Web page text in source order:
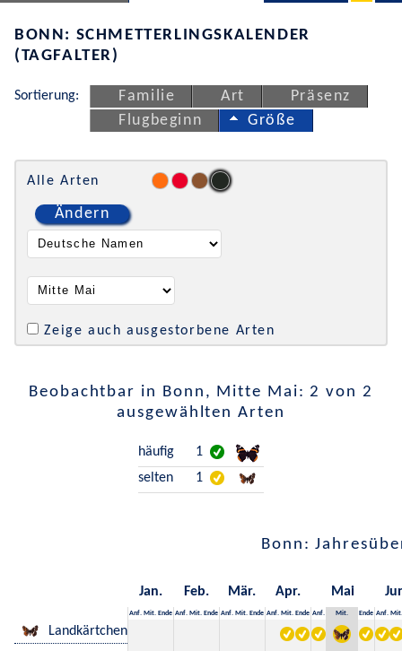
BONN: SCHMETTERLINGSKALENDER
(TAGFALTER)
Sortierung: Familie Art
Präsenz
Flugbeginn
Größe
Alle Arten
Ändern
Zeige auch ausgestorbene Arten
Beobachtbar in Bonn, Mitte Mai: 2 von 2
ausgewählten Arten
häufig
1
selten
1
Bonn:
Jan. Feb. Mär. Apr. Mai
Anf. Mit. Ende Anf. Mit. Ende Anf. Mit. Ende Anf. Mit. Ende Anf. Mit. Ende Anf. Mit.
Landkärtchen